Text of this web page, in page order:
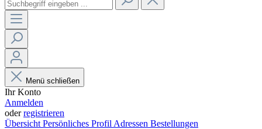
Menü schließen
Ihr Konto
Anmelden
oderregistrieren
Übersicht Persönliches Profil Adressen Bestellungen